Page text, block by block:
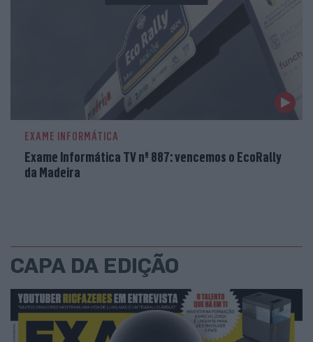
EXAME INFORMÁTICA
Exame Informática TV nº 887: vencemos o EcoRally
da Madeira
CAPA DA EDIÇÃO